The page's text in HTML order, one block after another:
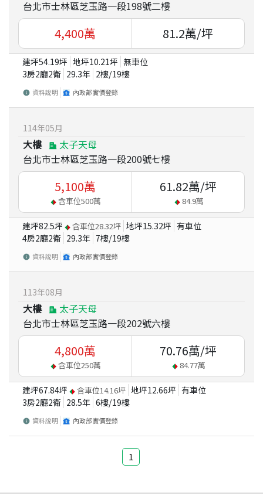
台北市士林區芝玉路一段198號二樓
4,400萬 81.2萬/坪
建坪54.19坪 地坪10.21坪 無車位
3房2廳2衛 29.3年 2樓/19樓
資料說明 內政部實價登錄
114年05月
大樓
太子天母
台北市士林區芝玉路一段200號七樓
5,100萬
含車位500萬
61.82萬/坪
84.9萬
建坪82.5坪 含車位28.32坪 地坪15.32坪 有車位
4房2廳2衛 29.3年 7樓/19樓
資料說明 內政部實價登錄
113年08月
大樓
太子天母
台北市士林區芝玉路一段202號六樓
4,800萬
含車位250萬
70.76萬/坪
84.77萬
建坪67.84坪 含車位14.16坪 地坪12.66坪 有車位
3房2廳2衛 28.5年 6樓/19樓
資料說明 內政部實價登錄
1